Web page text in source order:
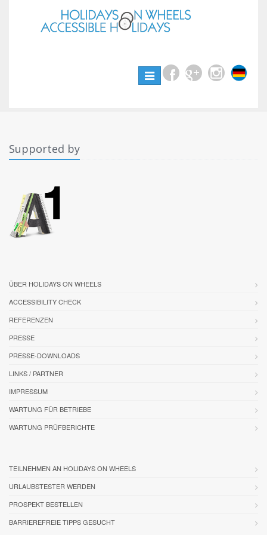
Toggle
navigation
Supported by
ÜBER HOLIDAYS ON WHEELS
ACCESSIBILITY CHECK
REFERENZEN
PRESSE
PRESSE-DOWNLOADS
LINKS / PARTNER
IMPRESSUM
WARTUNG FÜR BETRIEBE
WARTUNG PRÜFBERICHTE
TEILNEHMEN AN HOLIDAYS ON WHEELS
URLAUBSTESTER WERDEN
PROSPEKT BESTELLEN
BARRIEREFREIE TIPPS GESUCHT